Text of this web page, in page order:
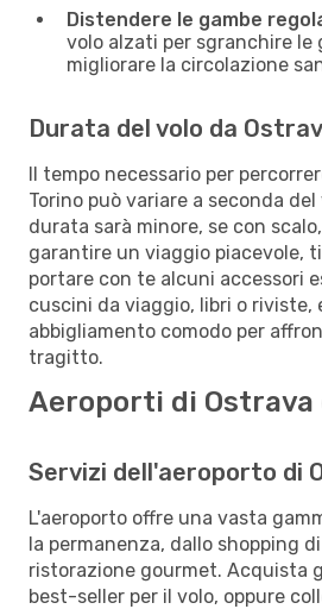
Distendere le gambe
volo alzati per sgranchire le
migliorare la circolazione
Durata del volo da
Il tempo necessario per
Torino può variare a seconda
durata sarà minore, se con
garantire un viaggio piacevole,
portare con te alcuni accessori
cuscini da viaggio, libri o riviste,
abbigliamento comodo per
tragitto.
Aeroporti di Ostrava
Servizi dell'aeroporto di
L'aeroporto offre una vasta
la permanenza, dallo shopping
ristorazione gourmet. Acquista
best-seller per il volo, oppure